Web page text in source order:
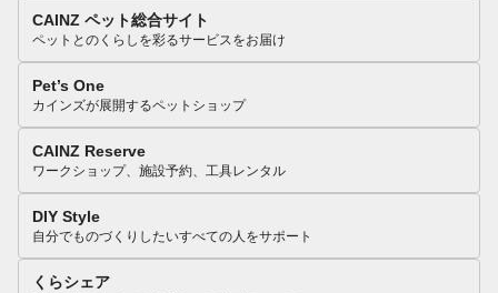
CAINZ ペット総合サイト
ペットとのくらしを彩るサービスをお届け
Pet’s One
カインズが展開するペットショップ
CAINZ Reserve
ワークショップ、施設予約、工具レンタル
DIY Style
自分でものづくりしたいすべての人をサポート
くらシェア